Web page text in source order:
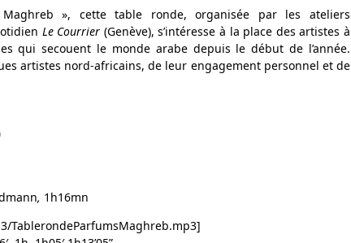
», cette table ronde, organisée par les ateliers
Le Courrier (Genève), s’intéresse à la place des artistes à
qui secouent le monde arabe depuis le début de l’année.
artistes nord-africains, de leur engagement personnel et de
, 1h16mn
TablerondeParfumsMaghreb.mp3]